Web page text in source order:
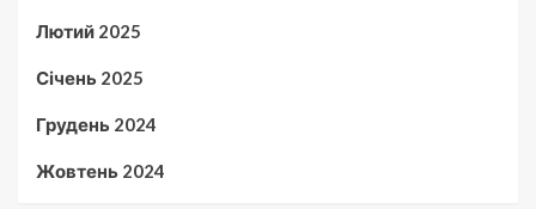
Лютий 2025
Січень 2025
Грудень 2024
Жовтень 2024